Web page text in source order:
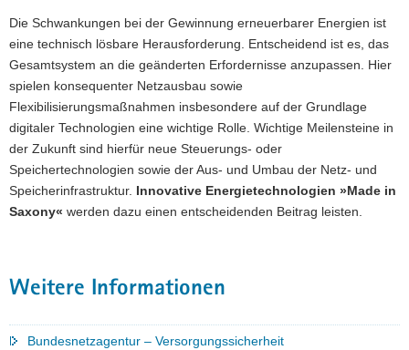
Die Schwankungen bei der Gewinnung erneuerbarer Energien ist
eine technisch lösbare Herausforderung. Entscheidend ist es, das
Gesamtsystem an die geänderten Erfordernisse anzupassen. Hier
spielen konsequenter Netzausbau sowie
Flexibilisierungsmaßnahmen insbesondere auf der Grundlage
digitaler Technologien eine wichtige Rolle. Wichtige Meilensteine in
der Zukunft sind hierfür neue Steuerungs- oder
Speichertechnologien sowie der Aus- und Umbau der Netz- und
Speicherinfrastruktur. Innovative Energietechnologien »Made in
Saxony« werden dazu einen entscheidenden Beitrag leisten.
Weitere Informationen
Bundesnetzagentur – Versorgungssicherheit